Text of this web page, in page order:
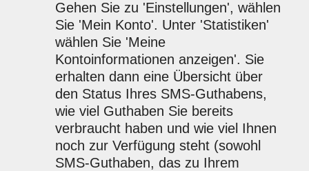
Gehen Sie zu 'Einstellungen', wählen
Sie 'Mein Konto'. Unter 'Statistiken'
wählen Sie 'Meine
Kontoinformationen anzeigen'. Sie
erhalten dann eine Übersicht über
den Status Ihres SMS-Guthabens,
wie viel Guthaben Sie bereits
verbraucht haben und wie viel Ihnen
noch zur Verfügung steht (sowohl
SMS-Guthaben, das zu Ihrem